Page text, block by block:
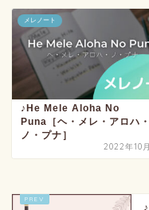
メレノート
♪He Mele Aloha No
Puna［ヘ・メレ・アロハ・
ノ・プナ］
2022年10